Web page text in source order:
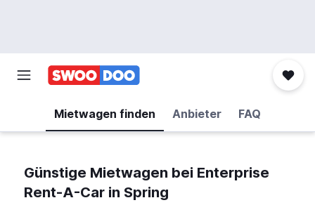
Mietwagen finden Anbieter FAQ
Günstige Mietwagen bei Enterprise
Rent-A-Car in Spring